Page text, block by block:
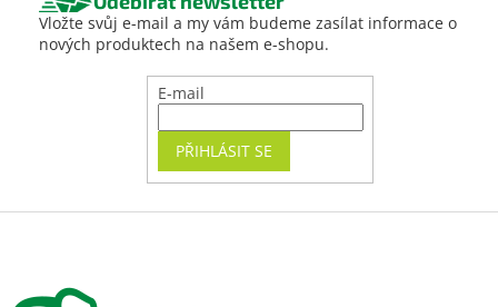
Vložte svůj e-mail a my vám budeme zasílat informace o
nových produktech na našem e-shopu.
E-mail
PŘIHLÁSIT SE